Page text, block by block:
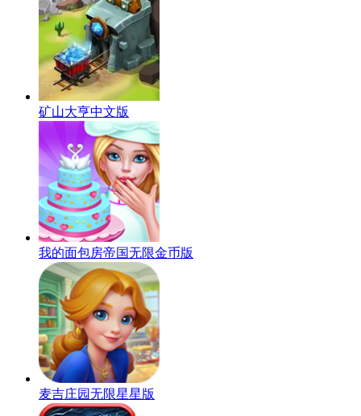
矿山大亨中文版
我的面包房帝国无限金币版
麦吉庄园无限星星版